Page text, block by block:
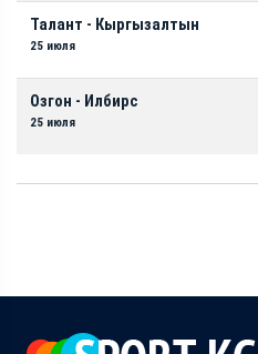
Талант - Кыргызалтын
25 июля
Озгон - Илбирс
25 июля